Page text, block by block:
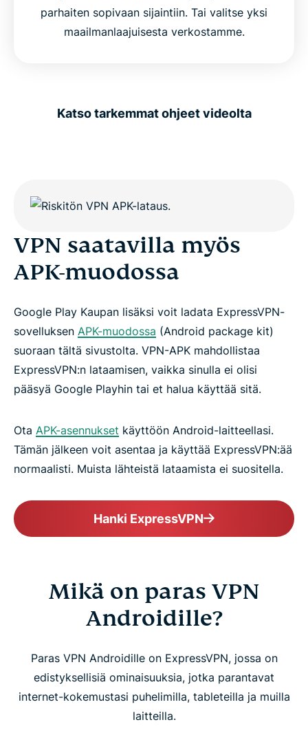
parhaiten sopivaan sijaintiin. Tai valitse yksi
maailmanlaajuisesta verkostamme.
Katso tarkemmat ohjeet videolta
VPN saatavilla myös
APK-muodossa
Google Play Kaupan lisäksi voit ladata ExpressVPN-
sovelluksen APK-muodossa (Android package kit)
suoraan tältä sivustolta. VPN-APK mahdollistaa
ExpressVPN:n lataamisen, vaikka sinulla ei olisi
pääsyä Google Playhin tai et halua käyttää sitä.
Ota APK-asennukset käyttöön Android-laitteellasi.
Tämän jälkeen voit asentaa ja käyttää ExpressVPN:ää
normaalisti. Muista lähteistä lataamista ei suositella.
Hanki ExpressVPN
Mikä on paras VPN
Androidille?
Paras VPN Androidille on ExpressVPN, jossa on
edistyksellisiä ominaisuuksia, jotka parantavat
internet-kokemustasi puhelimilla, tableteilla ja muilla
laitteilla.